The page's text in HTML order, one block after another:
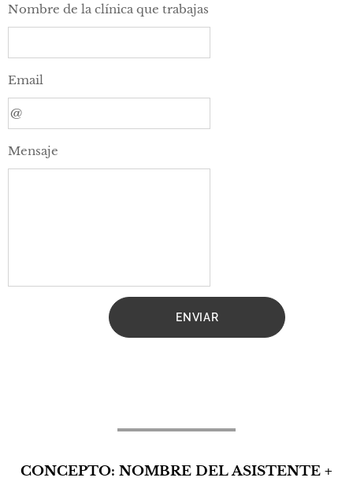
Nombre de la clínica que trabajas
Email
Mensaje
ENVIAR
CONCEPTO: NOMBRE DEL ASISTENTE +